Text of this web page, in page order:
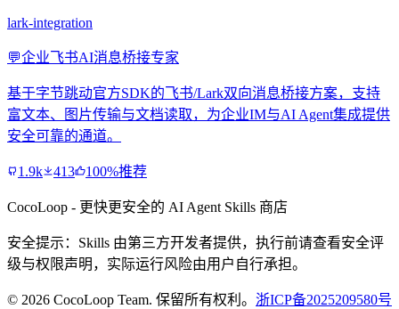
lark-integration
💬企业飞书AI消息桥接专家
基于字节跳动官方SDK的飞书/Lark双向消息桥接方案，支持
富文本、图片传输与文档读取，为企业IM与AI Agent集成提供
安全可靠的通道。
1.9k 413 100%推荐
CocoLoop - 更快更安全的 AI Agent Skills 商店
安全提示：Skills 由第三方开发者提供，执行前请查看安全评
级与权限声明，实际运行风险由用户自行承担。
© 2026 CocoLoop Team. 保留所有权利。 浙ICP备2025209580号